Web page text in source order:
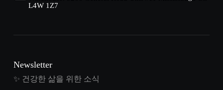
L4W 1Z7
Newsletter
✨ 건강한 삶을 위한 소식